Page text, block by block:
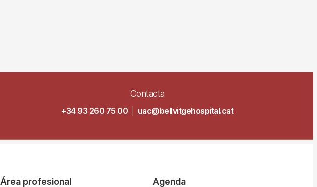
Contacta
+34 93 260 75 00 uac@bellvitgehospital.cat
Área profesional Agenda